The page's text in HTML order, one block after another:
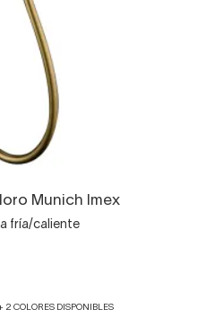
Munich Imex
fría/caliente
2 COLORES DISPONIBLES